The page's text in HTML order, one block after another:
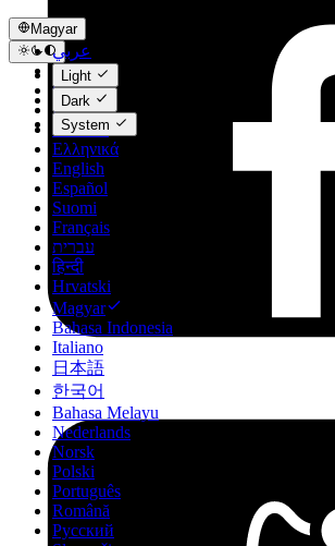
Magyar
عربي
Català
Čeština
Dansk
Deutsch
Ελληνικά
English
Español
Suomi
Français
עברית
हिन्दी
Hrvatski
Magyar
Bahasa Indonesia
Italiano
日本語
한국어
Bahasa Melayu
Nederlands
Norsk
Polski
Português
Română
Русский
Light
Dark
System